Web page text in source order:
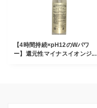
【4時間持続×pH12のWパワ
ー】還元性マイナスイオンジ...